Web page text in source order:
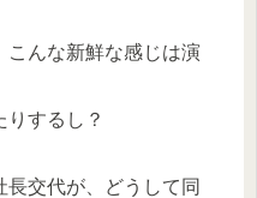
こんな新鮮な感じは演
りするし？
交代が、どうして同